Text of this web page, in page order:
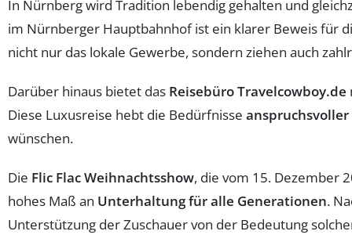
In Nürnberg wird Tradition lebendig gehalten und
im Nürnberger Hauptbahnhof ist ein klarer Beweis für
nicht nur das lokale Gewerbe, sondern ziehen auch
Darüber hinaus bietet das Reisebüro Travelcowboy.de
Diese Luxusreise hebt die Bedürfnisse anspruchsvoller
wünschen.
Die Flic Flac Weihnachtsshow, die vom 15. Dezember
hohes Maß an Unterhaltung für alle Generationen.
Unterstützung der Zuschauer von der Bedeutung